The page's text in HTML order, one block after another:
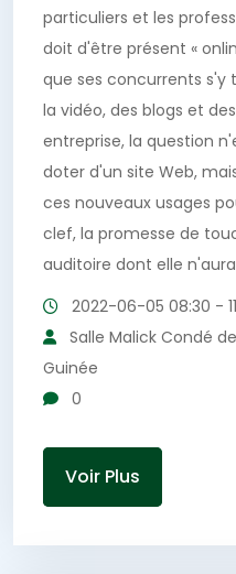
particuliers et les
doit d'être présent «
que ses concurrents s'y
la vidéo, des blogs et
entreprise, la question
doter d'un site Web,
ces nouveaux usages
clef, la promesse de
auditoire dont elle
2022-06-05 08:30 -
Salle Malick Condé
Guinée
0
Voir Plus